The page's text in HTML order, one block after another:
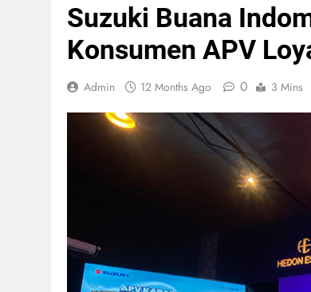
Suzuki Buana
Konsumen APV
Admin 12 Months Ago 0 3 Mins